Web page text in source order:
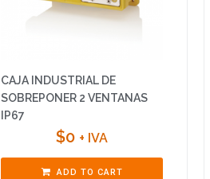
CAJA INDUSTRIAL DE
SOBREPONER 2 VENTANAS
IP67
$0 + IVA
ADD TO CART